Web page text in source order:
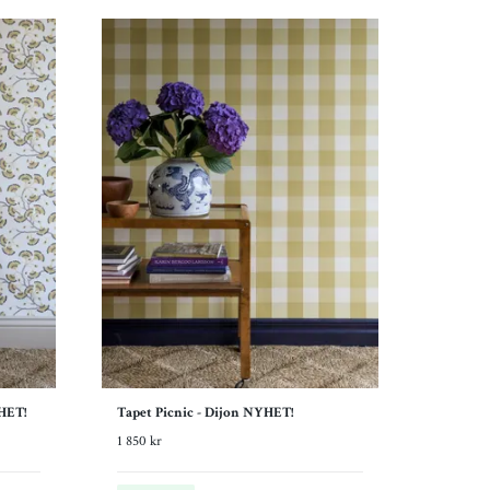
Tapet Picnic - Dijon NYHET!
1 850 kr